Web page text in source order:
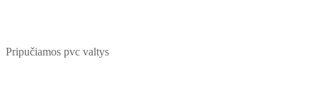
Pripučiamos pvc valtys